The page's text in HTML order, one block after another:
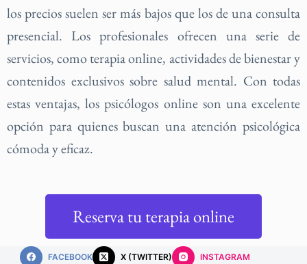
los precios suelen ser más bajos que los de una consulta
presencial. Los profesionales ofrecen una serie de
servicios, como terapia online, actividades de bienestar y
contenidos exclusivos sobre salud mental. Con todas
estas ventajas, los psicólogos online son una excelente
opción para quienes buscan una atención psicológica
cómoda y eficaz.
Reserva tu terapia online
FACEBOOK X (TWITTER) INSTAGRAM